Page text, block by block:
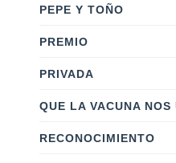
PEPE Y TOÑO
PREMIO
PRIVADA
QUE LA VACUNA NOS
RECONOCIMIENTO